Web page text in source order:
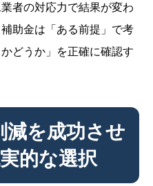
者の対応力で結果が変わ
助金は「ある前提」で考
どうか」を正確に確認す
減を成功させ
的な選択